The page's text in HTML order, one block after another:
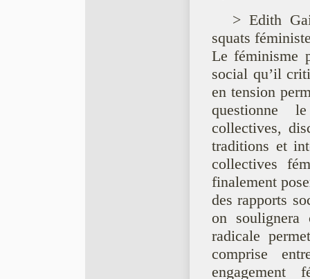
> Edith
squats
Le féminisme
social qu’il
en tension
questionne
collectives,
traditions et
collectives
finalement
des rapports
on soulignera
radicale
comprise
engagement